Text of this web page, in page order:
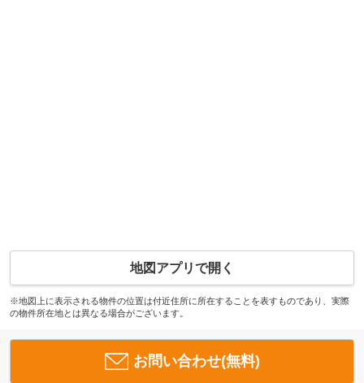
地図アプリで開く
※地図上に表示される物件の位置は付近住所に所在することを表すものであり、実際
の物件所在地とは異なる場合がございます。
お問い合わせ(無料)